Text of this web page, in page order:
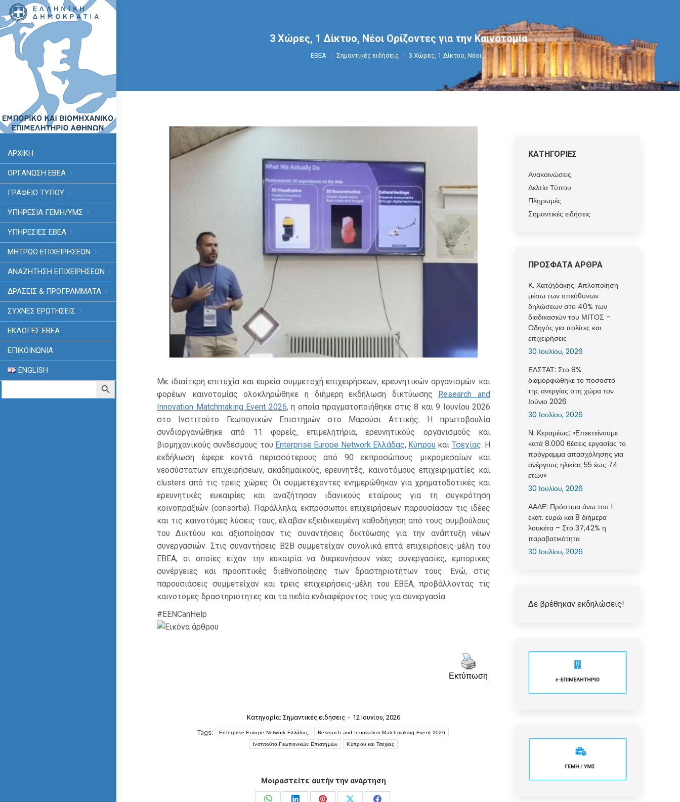
ΑΡΧΙΚΗ
ΟΡΓΑΝΩΣΗ ΕΒΕΑ
ΓΡΑΦΕΙΟ ΤΥΠΟΥ
ΥΠΗΡΕΣΊΑ ΓΕΜΗ/ΥΜΣ
ΥΠΗΡΕΣΙΕΣ ΕΒΕΑ
ΜΗΤΡΩΟ ΕΠΙΧΕΙΡΗΣΕΩΝ
ΑΝΑΖΗΤΗΣΗ ΕΠΙΧΕΙΡΗΣΕΩΝ
ΔΡΑΣΕΙΣ & ΠΡΟΓΡΑΜΜΑΤΑ
ΣΥΧΝΕΣ ΕΡΩΤΗΣΕΙΣ
ΕΚΛΟΓΈΣ ΕΒΕΑ
ΕΠΙΚΟΙΝΩΝΙΑ
ENGLISH
Search
Search Button
3 Χώρες, 1 Δίκτυο, Νέοι Ορίζοντες για την Καινοτομία
You are here:
ΕΒΕΑ Σημαντικές ειδήσεις 3 Χώρες, 1 Δίκτυο, Νέοι…
Με ιδιαίτερη επιτυχία και ευρεία συμμετοχή επιχειρήσεων, ερευνητικών οργανισμών και
φορέων καινοτομίας ολοκληρώθηκε η διήμερη εκδήλωση δικτύωσης Research and
Innovation Matchmaking Event 2026, η οποία πραγματοποιήθηκε στις 8 και 9 Ιουνίου 2026
στο Ινστιτούτο Γεωπονικών Επιστημών στο Μαρούσι Αττικής. Η πρωτοβουλία
συνδιοργανώθηκε από 11 φορείς, επιμελητήρια, ερευνητικούς οργανισμούς και
βιομηχανικούς συνδέσμους του Enterprise Europe Network Ελλάδας, Κύπρου και Τσεχίας. Η
εκδήλωση έφερε κοντά περισσότερους από 90 εκπροσώπους μικρομεσαίων και
νεοσύστατων επιχειρήσεων, ακαδημαϊκούς, ερευνητές, καινοτόμους επιχειρηματίες και
clusters από τις τρεις χώρες. Οι συμμετέχοντες ενημερώθηκαν για χρηματοδοτικές και
ερευνητικές ευκαιρίες και αναζήτησαν ιδανικούς εταίρους για τη συγκρότηση
κοινοπραξιών (consortia). Παράλληλα, εκπρόσωποι επιχειρήσεων παρουσίασαν τις ιδέες
και τις καινοτόμες λύσεις τους, έλαβαν εξειδικευμένη καθοδήγηση από τους συμβούλους
του Δικτύου και αξιοποίησαν τις συναντήσεις δικτύωσης για την ανάπτυξη νέων
συνεργασιών. Στις συναντήσεις B2B συμμετείχαν συνολικά επτά επιχειρήσεις-μέλη του
ΕΒΕΑ, οι οποίες είχαν την ευκαιρία να διερευνήσουν νέες συνεργασίες, εμπορικές
συνέργειες και προοπτικές διεθνοποίησης των δραστηριοτήτων τους. Ενώ, στις
παρουσιάσεις συμμετείχαν και τρεις επιχειρήσεις-μέλη του ΕΒΕΑ, προβάλλοντας τις
καινοτόμες δραστηριότητες και τα πεδία ενδιαφέροντός τους για συνεργασία.
#EENCanHelp
Εκτύπωση
Κατηγορία: Σημαντικές ειδήσεις
12 Ιουνίου, 2026
Tags:
Enterprise Europe Network Ελλάδας Research and Innovation Matchmaking Event 2026
Ινστιτούτο Γεωπονικών Επιστημών Κύπρου και Τσεχίας
Μοιραστείτε αυτήν την ανάρτηση
ΚΑΤΗΓΟΡΙΕΣ
Ανακοινώσεις
Δελτία Τύπου
Πληρωμές
Σημαντικές ειδήσεις
ΠΡΟΣΦΑΤΑ ΑΡΘΡΑ
Κ. Χατζηδάκης: Aπλοποίηση
μέσω των υπεύθυνων
δηλώσεων στο 40% των
διαδικασιών του ΜΙΤΟΣ –
Οδηγός για πολίτες και
επιχειρήσεις
30 Ιουλίου, 2026
ΕΛΣΤΑΤ: Στο 8%
διαμορφώθηκε το ποσοστό
της ανεργίας στη χώρα τον
Ιούνιο 2026
30 Ιουλίου, 2026
Ν. Κεραμέως: «Επεκτείνουμε
κατά 8.000 θέσεις εργασίας το
πρόγραμμα απασχόλησης για
ανέργους ηλικίας 55 έως 74
ετών»
30 Ιουλίου, 2026
ΑΑΔΕ: Πρόστιμα άνω του 1
εκατ. ευρώ και 8 διήμερα
λουκέτα – Στο 37,42% η
παραβατικότητα
30 Ιουλίου, 2026
Δε βρέθηκαν εκδηλώσεις!